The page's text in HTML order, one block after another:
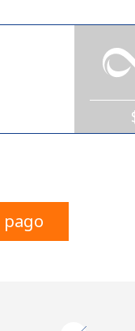
estoy de